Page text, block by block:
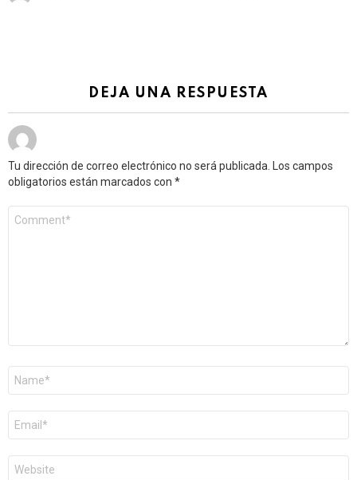
DEJA UNA RESPUESTA
Tu dirección de correo electrónico no será publicada.
Los campos
obligatorios están marcados con *
electrónico
*